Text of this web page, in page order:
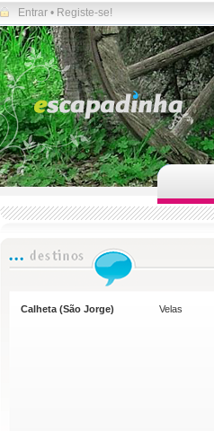
Entrar • Registe-se!
Calheta (São Jorge) Velas